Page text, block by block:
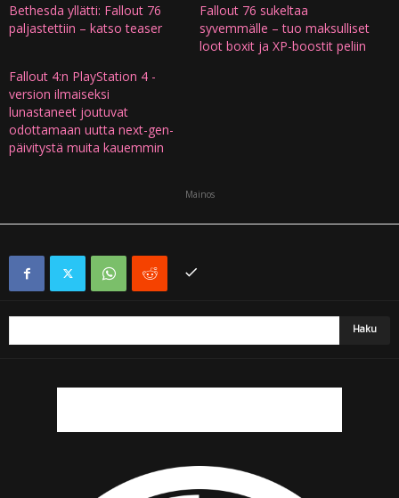
Bethesda yllätti: Fallout 76
paljastettiin – katso teaser
Fallout 76 sukeltaa
syvemmälle – tuo maksulliset
loot boxit ja XP-boostit peliin
Fallout 4:n PlayStation 4 -
version ilmaiseksi
lunastaneet joutuvat
odottamaan uutta next-gen-
päivitystä muita kauemmin
Mainos